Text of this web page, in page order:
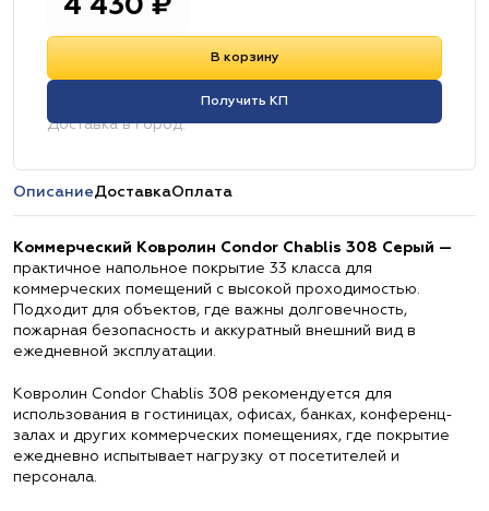
4 430 ₽
В корзину
Получить КП
Доставка в город:
ОписаниеДоставкаОплата
Коммерческий Ковролин Condor Chablis 308 Серый —
практичное напольное покрытие 33 класса для
коммерческих помещений с высокой проходимостью.
Подходит для объектов, где важны долговечность,
пожарная безопасность и аккуратный внешний вид в
ежедневной эксплуатации.
Ковролин Condor Chablis 308 рекомендуется для
использования в гостиницах, офисах, банках, конференц-
залах и других коммерческих помещениях, где покрытие
ежедневно испытывает нагрузку от посетителей и
персонала.